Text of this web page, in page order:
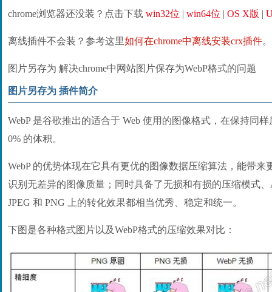
chrome浏览器还没装？点击下载 win32位 | win64位 | OS X版 |
离线插件不会装？参考这里如何在chrome中离线安装crx插件。
图片另存为 解决chrome中网站图片保存为WebP格式的问题
图片另存为 插件简介
WebP 是谷歌推出的适合于 Web 使用的图像格式，在保持同
0% 的体积。
WebP 的优势体现在它具有更优的图像数据压缩算法，能带
识别无差异的图像质量；同时具备了无损和有损的压缩模式
JPEG 和 PNG 上的转化效果都相当优秀、稳定和统一。
下图是各种格式图片以及WebP格式的压缩效果对比：